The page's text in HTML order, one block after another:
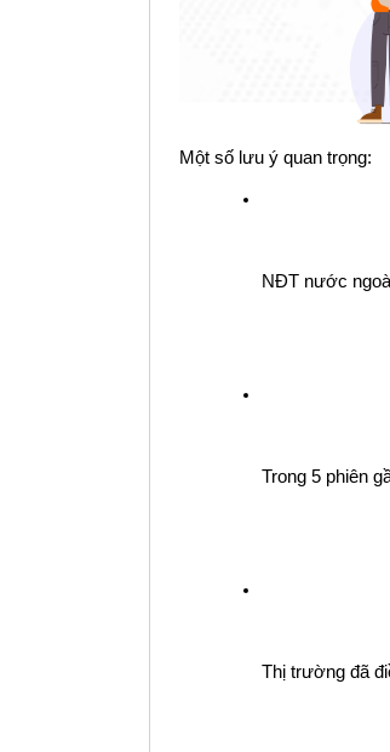
Một số lưu ý quan trọng:
NĐT nước
Trong 5 phiên
Thị trường đã